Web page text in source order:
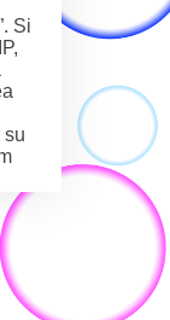
Si
su